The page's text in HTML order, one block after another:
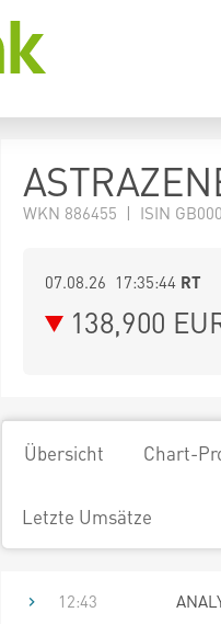
WKN 886455 | ISIN
07.08.26 17:35:44 RT
138,900
Übersicht Chart-
Letzte Umsätze
12:43